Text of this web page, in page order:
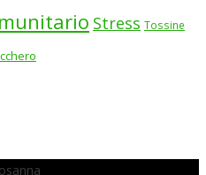
Stress Tossine